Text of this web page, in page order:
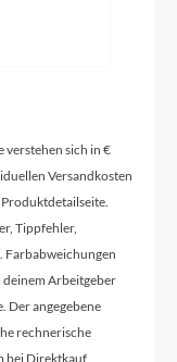
verstehen sich in €
Versandkosten
Tippfehler,
Farbabweichungen
Arbeitgeber
Der angegebene
rechnerische
bei Direktkauf